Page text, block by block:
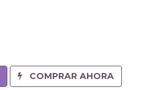
COMPRAR AHORA